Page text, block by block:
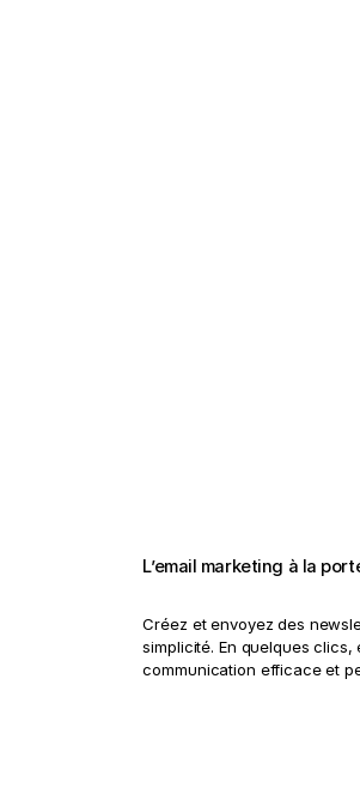
L’email marketing à la
Créez et envoyez des
simplicité. En quelques
communication efficace et